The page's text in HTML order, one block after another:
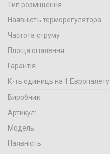
Тип розміщення
Наявність терморегулятора
Частота струму
Площа опалення
Гарантія
К-ть одиниць на 1 Европалету
Виробник:
Артикул:
Модель:
Наявність: